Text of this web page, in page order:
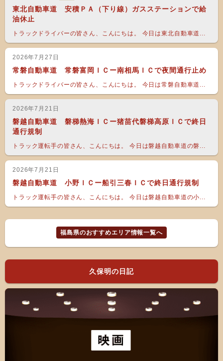
東北自動車道 安積ＰＡ（下り線）ガスステーションで給
油休止
トラックドライバーの皆さん、こんにちは。 今日は東北自動車道...
2026年7月27日
常磐自動車道 常磐富岡ＩＣー南相馬ＩＣで夜間通行止め
トラックドライバーの皆さん、こんにちは。 今日は常磐自動車道...
2026年7月21日
磐越自動車道 磐梯熱海ＩＣー猪苗代磐梯高原ＩＣで終日
通行規制
トラック運転手の皆さん、こんにちは。 今日は磐越自動車道の磐...
2026年7月21日
磐越自動車道 小野ＩＣー船引三春ＩＣで終日通行規制
トラック運転手の皆さん、こんにちは。 今日は磐越自動車道の小...
福島県のおすすめエリア情報一覧へ
久保明の日記